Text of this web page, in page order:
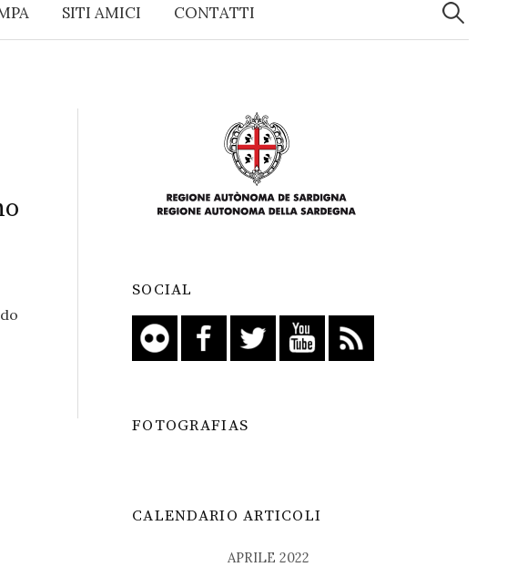
SITI AMICI CONTATTI per:
SOCIAL
FOTOGRAFIAS
CALENDARIO ARTICOLI
APRILE 2022